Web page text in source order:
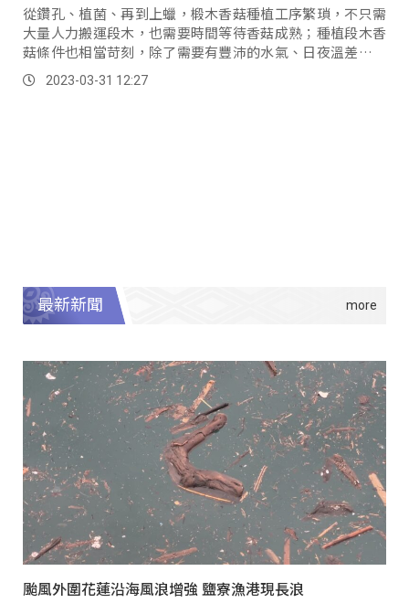
從鑽孔、植菌、再到上蠟，椴木香菇種植工序繁瑣，不只需
大量人力搬運段木，也需要時間等待香菇成熟；種植段木香
菇條件也相當苛刻，除了需要有豐沛的水氣、日夜溫差大、
溫暖潮濕，更不能有汙染，但也成為農糧署東區分署結合林
下經濟進一步推廣宜蘭縣的潛力有機作物。
2023-03-31 12:27
最新新聞
颱風外圍花蓮沿海風浪增強 鹽寮漁港現長浪